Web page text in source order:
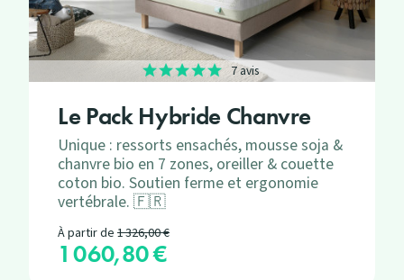
Le Pack Hybride Chanvre
Unique : ressorts ensachés, mousse soja &
chanvre bio en 7 zones, oreiller & couette
coton bio. Soutien ferme et ergonomie
vertébrale. 🇫🇷
À partir dePrix de base
1 326,00 €
Prix
1 060,80 €
7 avis